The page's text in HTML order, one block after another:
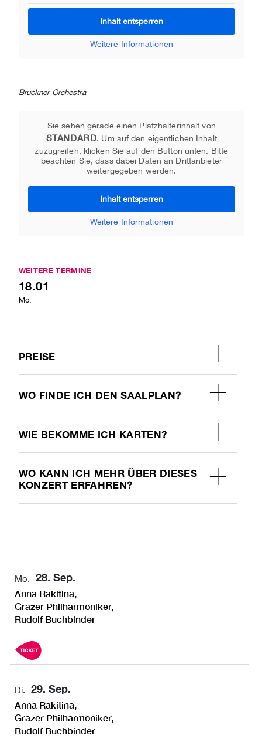
Inhalt entsperren
Weitere Informationen
Bruckner Orchestra
Sie sehen gerade einen Platzhalterinhalt von
STANDARD. Um auf den eigentlichen Inhalt
zuzugreifen, klicken Sie auf den Button unten. Bitte
beachten Sie, dass dabei Daten an Drittanbieter
weitergegeben werden.
Inhalt entsperren
Weitere Informationen
WEITERE TERMINE
18.01
Mo.
PREISE
WO FINDE ICH DEN SAALPLAN?
WIE BEKOMME ICH KARTEN?
WO KANN ICH MEHR ÜBER DIESES
KONZERT ERFAHREN?
28. Sep.
Mo.
Anna Rakitina,
Grazer Philharmoniker,
Rudolf Buchbinder
29. Sep.
Di.
Anna Rakitina,
Grazer Philharmoniker,
Rudolf Buchbinder